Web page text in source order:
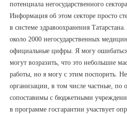
потенциала негосударственного
Информация об этом секторе просто
в системе здравоохранения
около 2000 негосударственных
официальные цифры. Я могу
могут возразить, что это небольшие
работы, но я могу с этим поспорить.
организации, в том числе частные, по
сопоставимы с бюджетными
в программе госгарантии участвует